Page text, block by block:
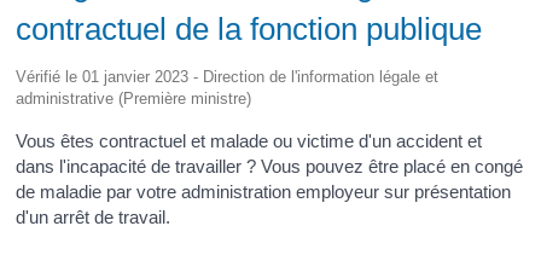
contractuel de la fonction publique
Vérifié le 01 janvier 2023 - Direction de l'information légale et
administrative (Première ministre)
Vous êtes contractuel et malade ou victime d'un accident et
dans l'incapacité de travailler ? Vous pouvez être placé en congé
de maladie par votre administration employeur sur présentation
d'un arrêt de travail.